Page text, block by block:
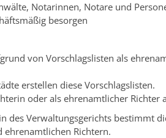
Notarinnen, Notare und
besorgen
von Vorschlagslisten als
erstellen diese Vorschlagslisten.
oder als ehrenamtlicher Richter
des Verwaltungsgerichts bestimmt
Richtern.